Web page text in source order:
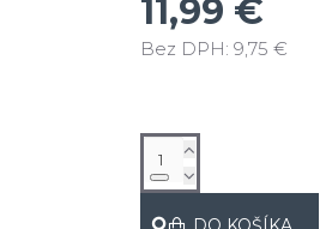
11,99 €
Bez DPH: 9,75 €